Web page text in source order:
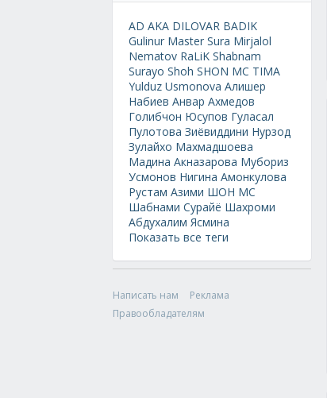
AD AKA DILOVAR BADIK
Gulinur Master Sura Mirjalol
Nematov RaLiK Shabnam
Surayo Shoh SHON MC TIMA
Yulduz Usmonova Алишер
Набиев Анвар Ахмедов
Голибчон Юсупов Гуласал
Пулотова Зиёвиддини Нурзод
Зулайхо Махмадшоева
Мадина Акназарова Мубориз
Усмонов Нигина Амонкулова
Рустам Азими ШОН МС
Шабнами Сурайё Шахроми
Абдухалим Ясмина
Показать все теги
Написать нам
Реклама
Правообладателям